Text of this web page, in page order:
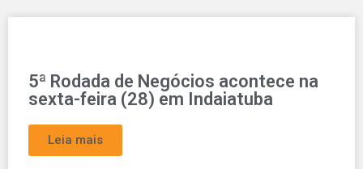
5ª Rodada de Negócios acontece na
sexta-feira (28) em Indaiatuba
Leia mais